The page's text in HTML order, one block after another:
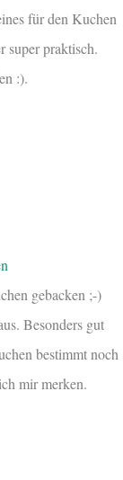
für den Kuchen
super praktisch.
:).
gebacken ;-)
Besonders gut
bestimmt noch
mir merken.